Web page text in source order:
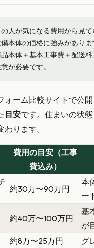
の人が気になる費用から見
備本体の価格に強みがあり
本体＋基本工事費＋配送
が必要です。
ォーム比較サイトで公
目安です。住まいの状
ります。
費用の目安（工事
費込み）
約30万〜90万円
本
ー
約40万〜100万円
基
が
約8万〜25万円
グ